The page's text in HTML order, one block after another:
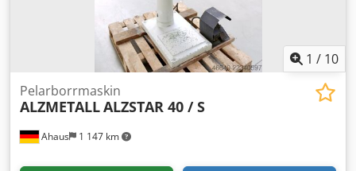
1 / 10
Ahaus 1 147 km
Pelarborrmaskin
ALZMETALLALZSTAR 40 / S